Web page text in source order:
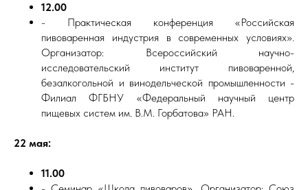
12.00
- Практическая конференция «Российская
пивоваренная индустрия в современных условиях».
Организатор: Всероссийский научно-
исследовательский институт пивоваренной,
безалкогольной и винодельческой промышленности -
Филиал ФГБНУ «Федеральный научный центр
пищевых систем им. В.М. Горбатова» РАН.
22 мая:
11.00